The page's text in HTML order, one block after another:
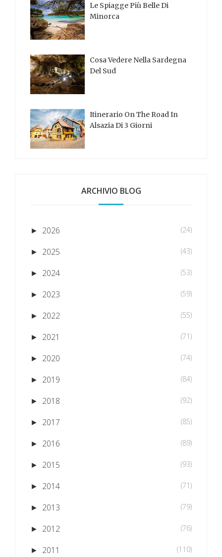
Le Spiagge Più Belle Di
Minorca
Cosa Vedere Nella Sardegna
Del Sud
Itinerario On The Road In
Alsazia Di 3 Giorni
ARCHIVIO BLOG
► 2026 (24)
► 2025 (43)
► 2024 (53)
► 2023 (59)
► 2022 (55)
► 2021 (71)
► 2020 (74)
► 2019 (84)
► 2018 (92)
► 2017 (85)
► 2016 (89)
► 2015 (93)
► 2014 (71)
► 2013 (79)
► 2012 (76)
► 2011 (110)